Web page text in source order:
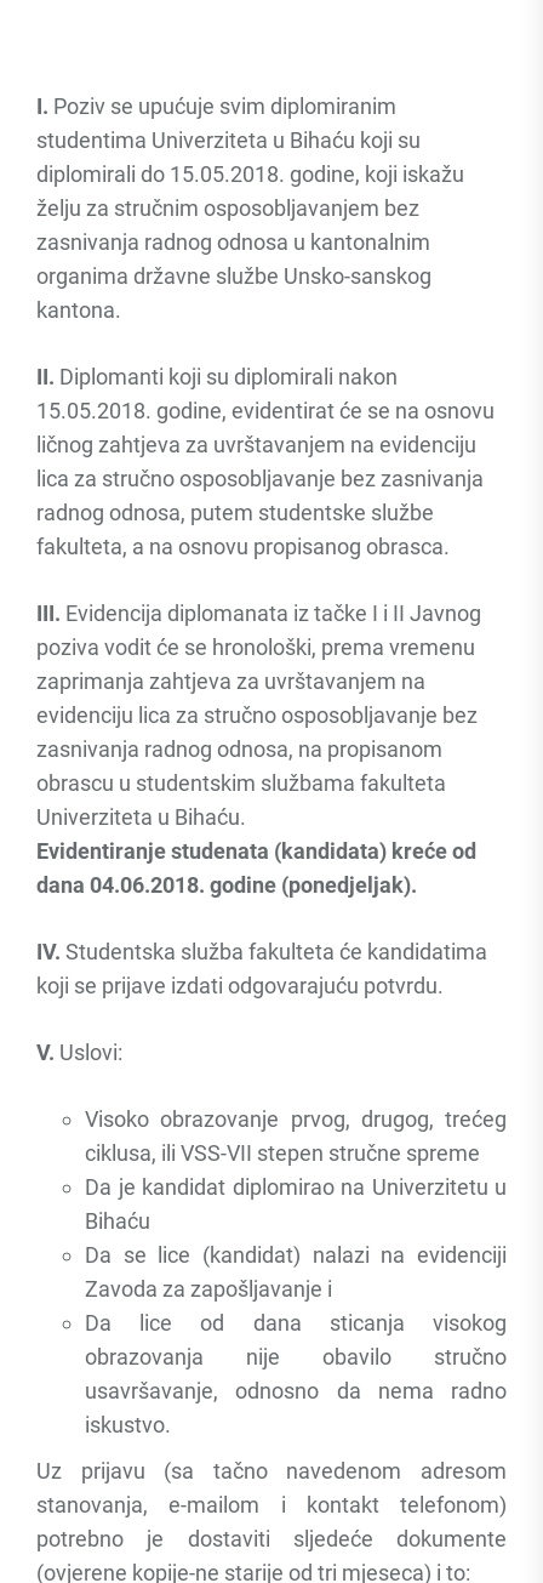
I. Poziv se upućuje svim diplomiranim
studentima Univerziteta u Bihaću koji su
diplomirali do 15.05.2018. godine, koji iskažu
želju za stručnim osposobljavanjem bez
zasnivanja radnog odnosa u kantonalnim
organima državne službe Unsko-sanskog
kantona.
II. Diplomanti koji su diplomirali nakon
15.05.2018. godine, evidentirat će se na osnovu
ličnog zahtjeva za uvrštavanjem na evidenciju
lica za stručno osposobljavanje bez zasnivanja
radnog odnosa, putem studentske službe
fakulteta, a na osnovu propisanog obrasca.
III. Evidencija diplomanata iz tačke I i II Javnog
poziva vodit će se hronološki, prema vremenu
zaprimanja zahtjeva za uvrštavanjem na
evidenciju lica za stručno osposobljavanje bez
zasnivanja radnog odnosa, na propisanom
obrascu u studentskim službama fakulteta
Univerziteta u Bihaću.
Evidentiranje studenata (kandidata) kreće od
dana 04.06.2018. godine (ponedjeljak).
IV. Studentska služba fakulteta će kandidatima
koji se prijave izdati odgovarajuću potvrdu.
V. Uslovi:
Visoko obrazovanje prvog, drugog, trećeg
ciklusa, ili VSS-VII stepen stručne spreme
Da je kandidat diplomirao na Univerzitetu u
Bihaću
Da se lice (kandidat) nalazi na evidenciji
Zavoda za zapošljavanje i
Da lice od dana sticanja visokog
obrazovanja nije obavilo stručno
usavršavanje, odnosno da nema radno
iskustvo.
Uz prijavu (sa tačno navedenom adresom
stanovanja, e-mailom i kontakt telefonom)
potrebno je dostaviti sljedeće dokumente
(ovjerene kopije-ne starije od tri mjeseca) i to: